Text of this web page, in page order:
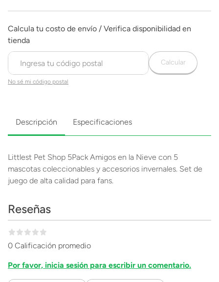
No sé mi código postal
Calcular
Descripción Especificaciones
Littlest Pet Shop 5Pack Amigos en la Nieve con 5
mascotas coleccionables y accesorios invernales. Set de
juego de alta calidad para fans.
Reseñas
0 Calificación promedio
Por favor, inicia sesión para escribir un comentario.